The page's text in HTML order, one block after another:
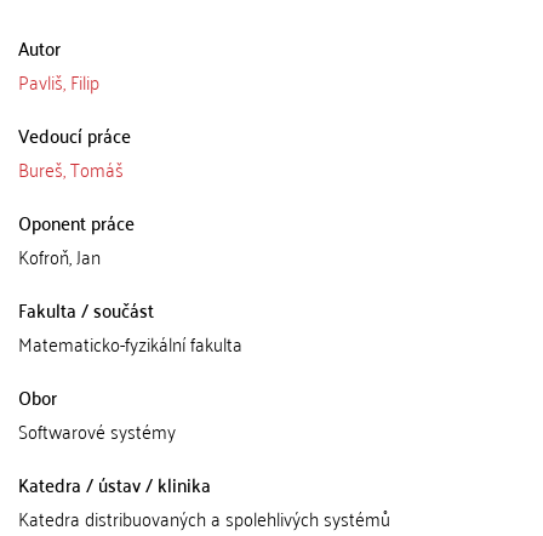
Autor
Pavliš, Filip
Vedoucí práce
Bureš, Tomáš
Oponent práce
Kofroň, Jan
Fakulta / součást
Matematicko-fyzikální fakulta
Obor
Softwarové systémy
Katedra / ústav / klinika
Katedra distribuovaných a spolehlivých systémů